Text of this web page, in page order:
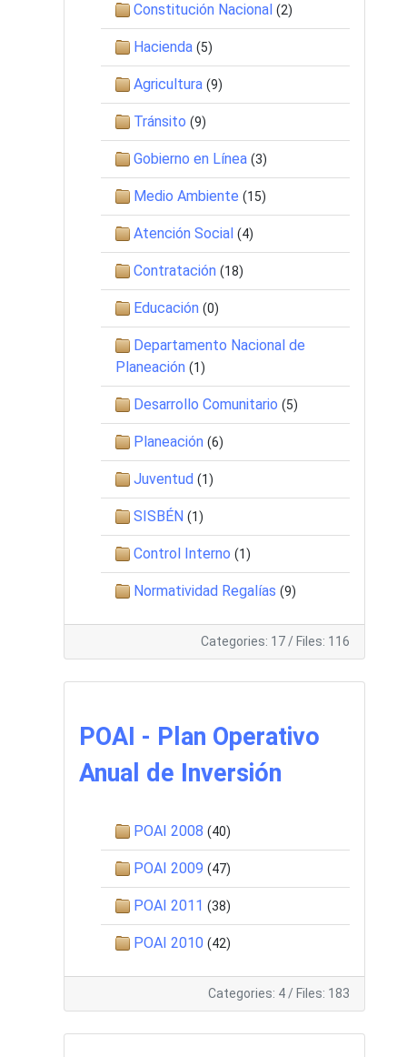
Constitución Nacional (2)
Hacienda (5)
Agricultura (9)
Tránsito (9)
Gobierno en Línea (3)
Medio Ambiente (15)
Atención Social (4)
Contratación (18)
Educación (0)
Departamento Nacional de
Planeación (1)
Desarrollo Comunitario (5)
Planeación (6)
Juventud (1)
SISBÉN (1)
Control Interno (1)
Normatividad Regalías (9)
Categories: 17 / Files: 116
POAI - Plan Operativo
Anual de Inversión
POAI 2008 (40)
POAI 2009 (47)
POAI 2011 (38)
POAI 2010 (42)
Categories: 4 / Files: 183